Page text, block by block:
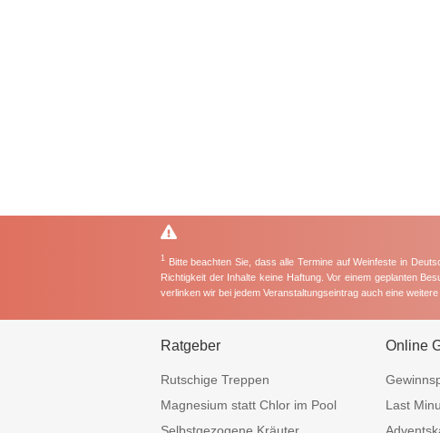
1 Bitte beachten Sie, dass alle Termine auf Weinfeste in
Richtigkeit der Inhalte keine Haftung. Vor einem geplanten
verlinken wir bei jedem Veranstaltungseintrag auch eine
Ratgeber
Rutschige Treppen
Magnesium statt Chlor im Pool
Online
Last